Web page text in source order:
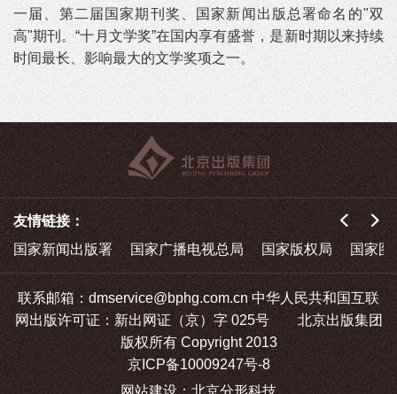
一届、第二届国家期刊奖、国家新闻出版总署命名的"双
高"期刊。“十月文学奖”在国内享有盛誉，是新时期以来持续
时间最长、影响最大的文学奖项之一。
友情链接：
国家新闻出版署
国家广播电视总局 国家版权局 国家图
联系邮箱：dmservice@bphg.com.cn 中华人民共和国互联
网出版许可证：新出网证（京）字 025号 北京出版集团
版权所有 Copyright 2013
京ICP备10009247号-8